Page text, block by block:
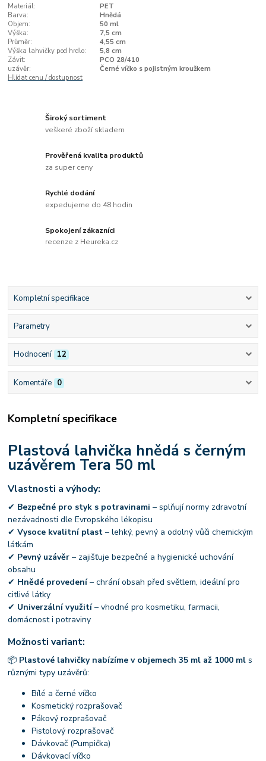
Materiál:
PET
Barva:
Hnědá
Objem:
50 ml
Výška:
7,5 cm
Průměr:
4,55 cm
Výška lahvičky pod hrdlo:
5,8 cm
Závit:
PCO 28/410
uzávěr:
Černé víčko s pojistným kroužkem
Hlídat cenu / dostupnost
Široký sortiment
veškeré zboží skladem
Prověřená kvalita produktů
za super ceny
Rychlé dodání
expedujeme do 48 hodin
Spokojení zákazníci
recenze z Heureka.cz
Kompletní specifikace
Parametry
Hodnocení 12
Komentáře 0
Kompletní specifikace
Plastová lahvička hnědá s černým
uzávěrem Tera 50 ml
Vlastnosti a výhody:
✔ Bezpečné pro styk s potravinami – splňují normy zdravotní
nezávadnosti dle Evropského lékopisu
✔Vysoce kvalitní plast – lehký, pevný a odolný vůči chemickým
látkám
✔ Pevný uzávěr – zajišťuje bezpečné a hygienické uchování
obsahu
✔ Hnědé provedení– chrání obsah před světlem, ideální pro
citlivé látky
✔ Univerzální využití– vhodné pro kosmetiku, farmacii,
domácnost i potraviny
Možnosti variant:
📦 Plastové lahvičky nabízíme v objemech 35 ml až 1000 ml s
různými typy uzávěrů:
Bílé a černé víčko
Kosmetický rozprašovač
Pákový rozprašovač
Pistolový rozprašovač
Dávkovač (Pumpička)
Dávkovací víčko